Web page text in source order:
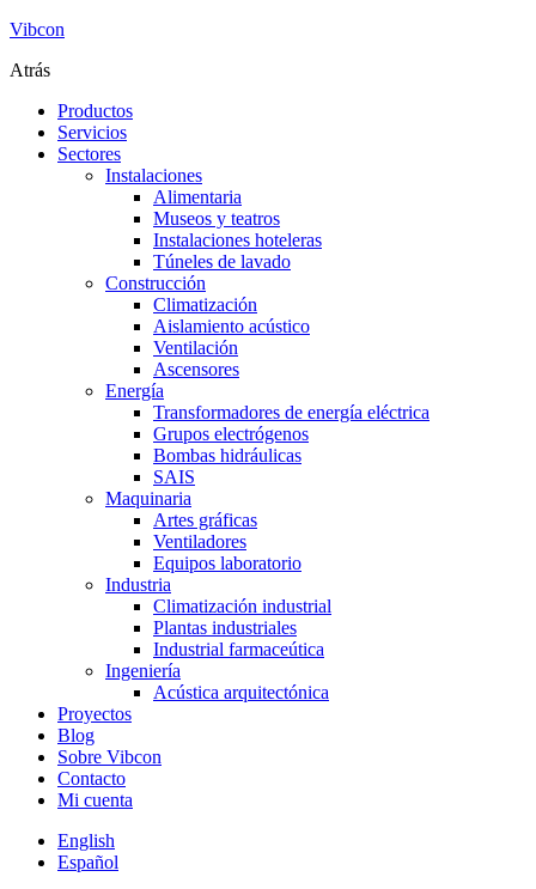
Vibcon
Atrás
Productos
Servicios
Sectores
Instalaciones
Alimentaria
Museos y teatros
Instalaciones hoteleras
Túneles de lavado
Construcción
Climatización
Aislamiento acústico
Ventilación
Ascensores
Energía
Transformadores de energía eléctrica
Grupos electrógenos
Bombas hidráulicas
SAIS
Maquinaria
Artes gráficas
Ventiladores
Equipos laboratorio
Industria
Climatización industrial
Plantas industriales
Industrial farmaceútica
Ingeniería
Acústica arquitectónica
Proyectos
Blog
Sobre Vibcon
Contacto
Mi cuenta
English
Español